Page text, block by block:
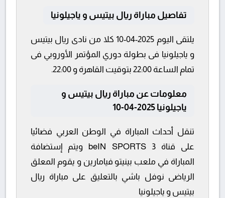
تفاصيل مباراة ريال بيتيس و ياجيلونيا
يلتقى اليوم 2025-04-10 كلا من نادى ريال بيتيس
و ياجيلونيا فى بطولة دوري المؤتمر الأوروبي فى
تمام الساعة 22:00 بتوقيت القاهرة و 22:00.
معلومات عن مباراة ريال بيتيس و
ياجيلونيا 2025-04-10
تنقل أحداث المباراة في الوطن العربي فضائيا
على قناة beIN SPORTS 3 ويتم إستضافة
المباراة في ملعب بينيتو فيامارين و يقوم المعلق
الرياضى نوفل باشي بالتعليق على مباراة ريال
بيتيس و ياجيلونيا